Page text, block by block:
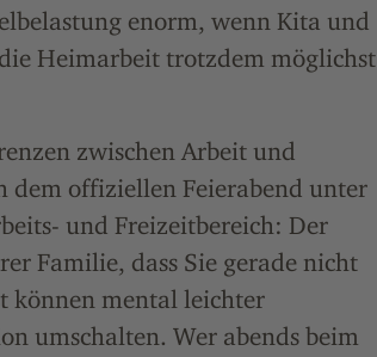
enorm, wenn Kita und
Heimarbeit trotzdem möglichst
zwischen Arbeit und
dem offiziellen Feierabend unter
und Freizeitbereich: Der
Familie, dass Sie gerade nicht
können mental leichter
umschalten. Wer abends beim